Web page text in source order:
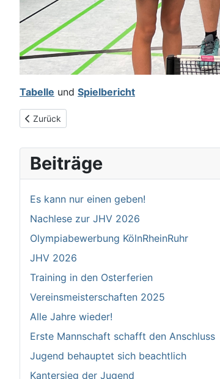
Tabelle und Spielbericht
Vorheriger Beitrag: Zweite mit Teilerfolg beim
Zurück
Beiträge
Es kann nur einen geben!
Nachlese zur JHV 2026
Olympiabewerbung KölnRheinRuhr
JHV 2026
Training in den Osterferien
Vereinsmeisterschaften 2025
Alle Jahre wieder!
Erste Mannschaft schafft den Anschluss
Jugend behauptet sich beachtlich
Kantersieg der Jugend